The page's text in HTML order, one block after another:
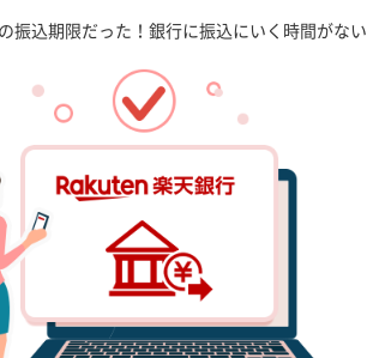
振込期限だった！ 銀行に振込にいく時間がない